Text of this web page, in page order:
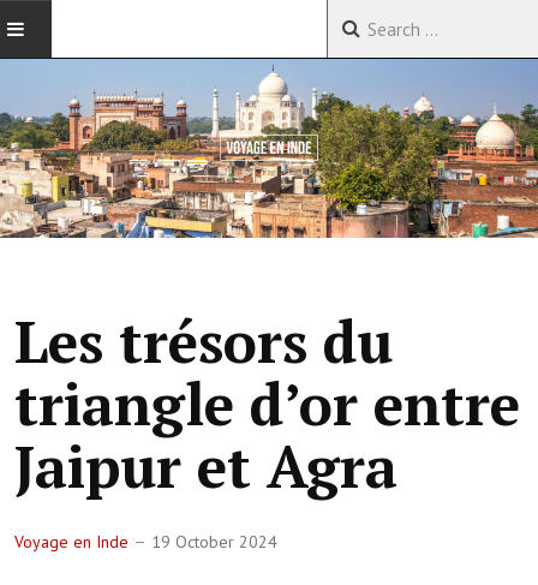
VOYAGES EN CHINE
VOYAGES EN ASIE
Les trésors du
triangle d’or entre
Jaipur et Agra
Voyage en Inde 19 October 2024